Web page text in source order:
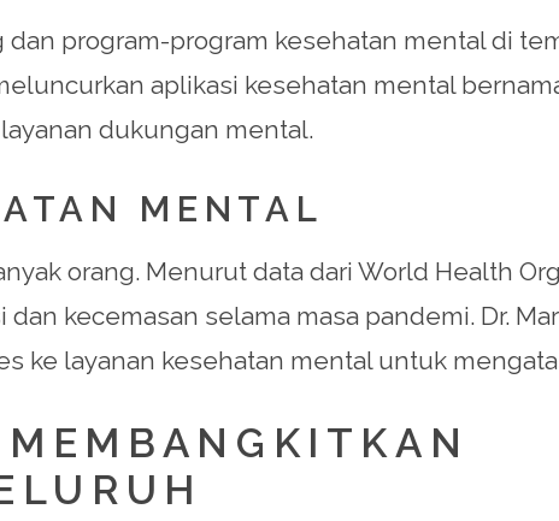
program-program kesehatan mental di
aplikasi kesehatan mental
dukungan mental.
MENTAL
orang. Menurut data dari World Health
kecemasan selama masa pandemi. Dr.
ke layanan kesehatan mental untuk